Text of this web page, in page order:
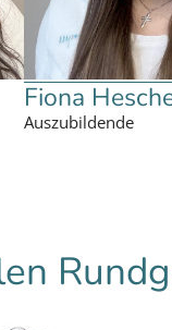
Fiona
Auszubildende